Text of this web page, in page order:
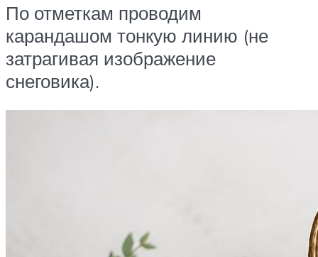
По отметкам проводим
карандашом тонкую линию (не
затрагивая изображение
снеговика).